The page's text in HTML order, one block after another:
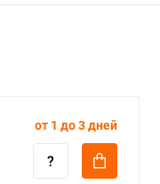
от 1 до 3 дней